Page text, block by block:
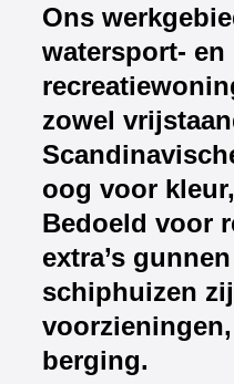
Ons
watersport-
zowel
oog voor
Bedoeld voor
extra’s
schiphuizen
berging.